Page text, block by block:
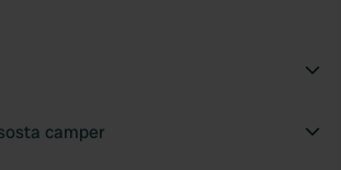
camper